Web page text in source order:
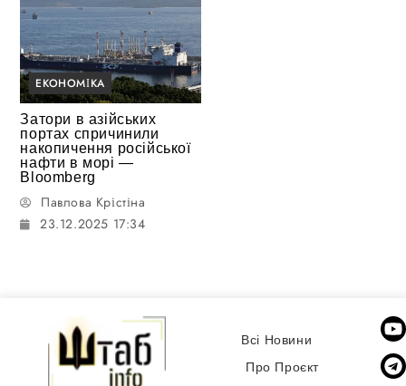
ЕКОНОМІКА
Затори в азійських
портах спричинили
накопичення російської
нафти в морі —
Bloomberg
Павлова Крістіна
23.12.2025 17:34
Всі Новини
Про Проєкт